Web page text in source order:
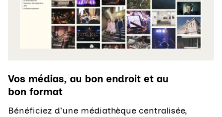
Vos médias, au bon endroit et au
bon format
Bénéficiez d'une médiathèque centralisée,